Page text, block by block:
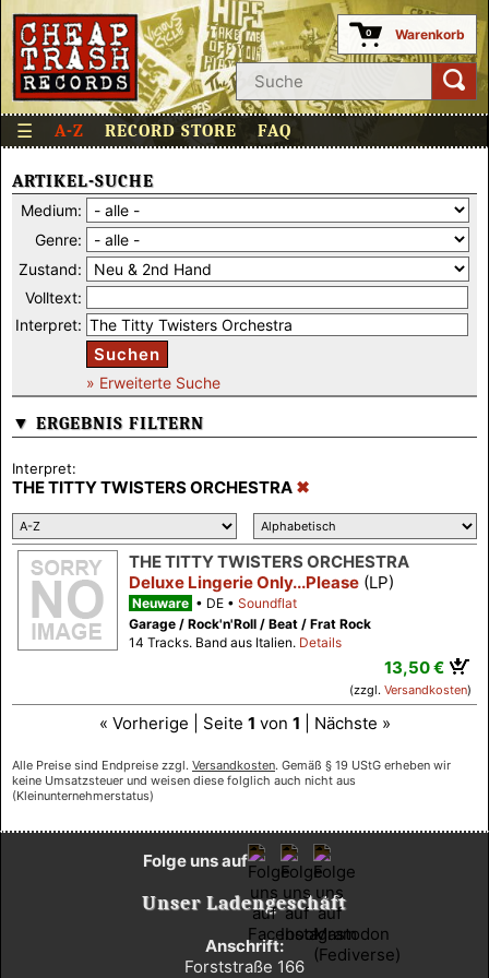
0 Warenkorb
☰ A-Z RECORD STORE FAQ
ARTIKEL-SUCHE
Medium:
Genre:
Zustand:
Volltext:
Interpret:
Suchen
» Erweiterte Suche
▼ ERGEBNIS FILTERN
Interpret:
THE TITTY TWISTERS ORCHESTRA
THE TITTY TWISTERS ORCHESTRA
Deluxe Lingerie Only...Please (LP)
Neuware DE
Soundflat
Garage / Rock'n'Roll / Beat / Frat Rock
14 Tracks. Band aus Italien. Details
13,50 €
(zzgl. Versandkosten)
« Vorherige | Seite 1 von 1 | Nächste »
Alle Preise sind Endpreise zzgl. Versandkosten. Gemäß § 19 UStG erheben wir
keine Umsatzsteuer und weisen diese folglich auch nicht aus
(Kleinunternehmerstatus)
Unser Ladengeschäft
Anschrift:
Forststraße 166
Folge uns auf